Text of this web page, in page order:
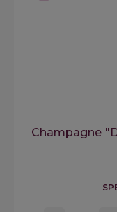
Champagne